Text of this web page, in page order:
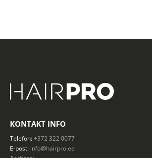
KONTAKT INFO
Telefon:+372 322 0077
E-post: info@hairpro.ee